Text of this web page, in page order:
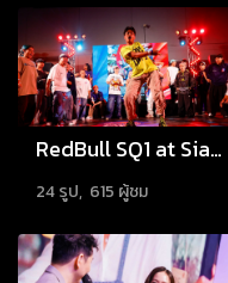
RedBull SQ1 at Siam Square One
24 รูป, 615 ผู้ชม